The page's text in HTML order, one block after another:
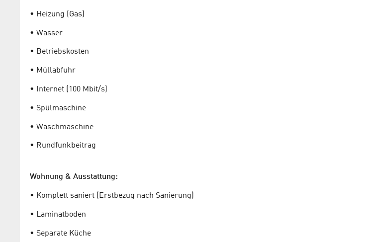
• Heizung (Gas)
• Wasser
• Betriebskosten
• Müllabfuhr
• Internet (100 Mbit/s)
• Spülmaschine
• Waschmaschine
• Rundfunkbeitrag
Wohnung & Ausstattung:
• Komplett saniert (Erstbezug nach Sanierung)
• Laminatboden
• Separate Küche